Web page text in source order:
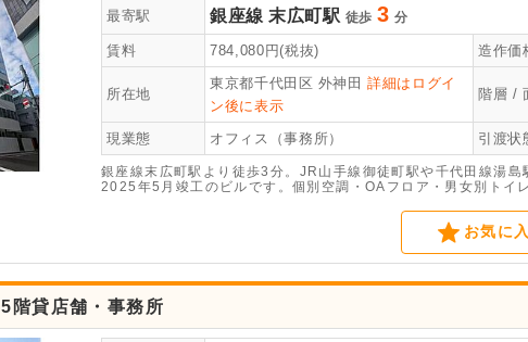
最寄駅 銀座線 末広町駅 徒歩 3 分
賃料 784,080 円(税抜) 造作価
所在地
東京都千代田区 外神田詳細はログイ
ン後に表示
階層 /
現業態 オフィス（事務所） 引渡状
銀座線末広町駅より徒歩3分。JR山手線御徒町駅や千代田線湯島
2025年5月竣工のビルです。個別空調・OAフロア・男女別トイ
お気に
階貸店舗・事務所